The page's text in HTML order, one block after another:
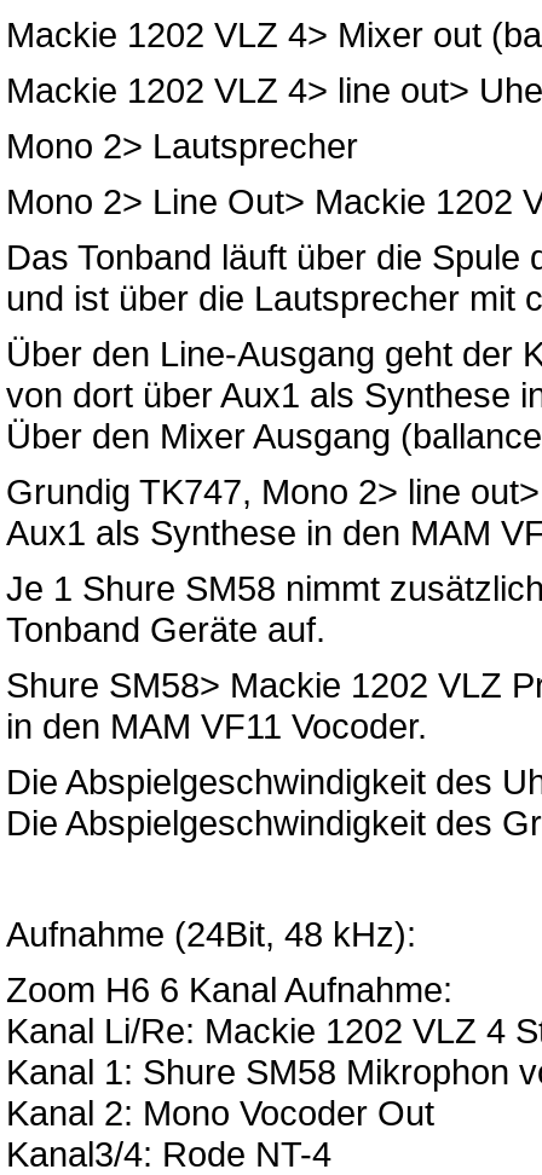
Mackie 1202 VLZ 4> Mixer out
Mackie 1202 VLZ 4> line out>
Mono 2> Lautsprecher
Mono 2> Line Out> Mackie 1202
Das Tonband läuft über die
und ist über die Lautsprecher mit
Über den Line-Ausgang geht der
von dort über Aux1 als Synthese
Über den Mixer Ausgang
Grundig TK747, Mono 2> line
Aux1 als Synthese in den MAM
Je 1 Shure SM58 nimmt
Tonband Geräte auf.
Shure SM58> Mackie 1202 VLZ
in den MAM VF11 Vocoder.
Die Abspielgeschwindigkeit des
Die Abspielgeschwindigkeit des
Aufnahme (24Bit, 48 kHz):
Zoom H6 6 Kanal Aufnahme:
Kanal Li/Re: Mackie 1202 VLZ 4
Kanal 1: Shure SM58 Mikrophon
Kanal 2: Mono Vocoder Out
Kanal3/4: Rode NT-4